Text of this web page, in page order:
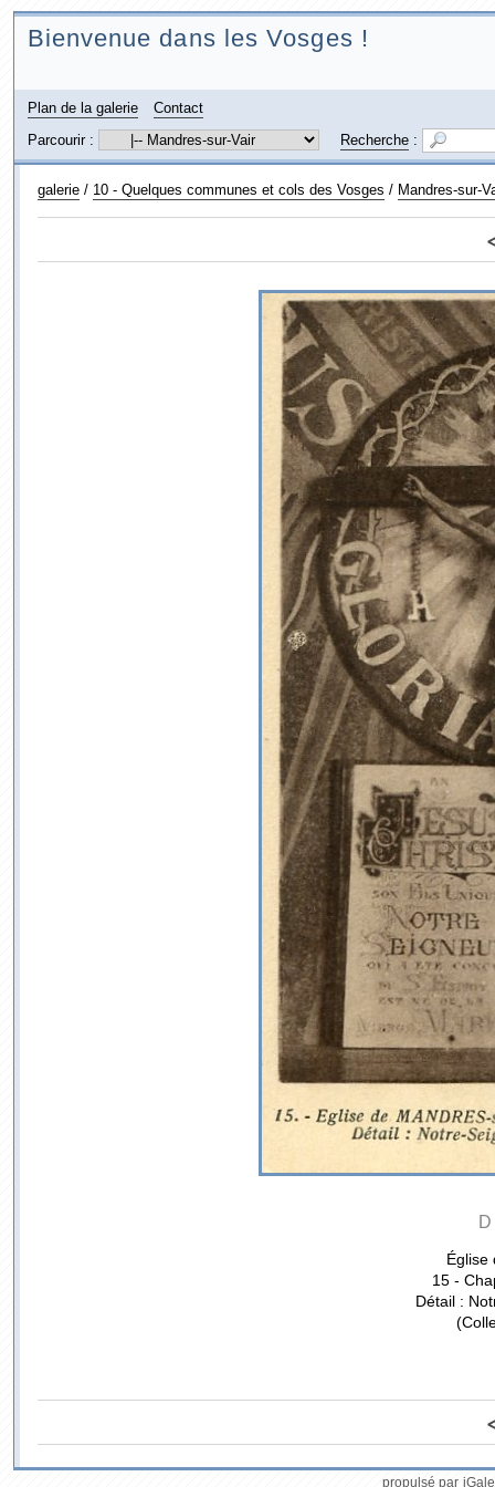
Bienvenue dans les Vosges !
Plan de la galerie
Contact
Parcourir :
Recherche:
galerie/ 10 - Quelques communes et cols des Vosges / Mandres-sur-
Église
15 -
Détail :
propulsé par